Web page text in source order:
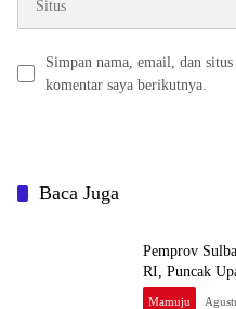
Simpan nama, email, dan
komentar saya berikutnya.
Baca Juga
Pemprov
RI, Puncak
Mamuju